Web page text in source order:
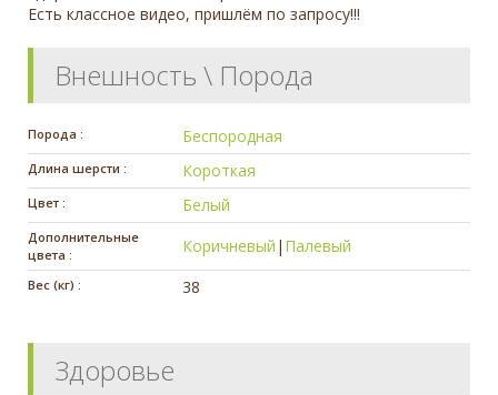
Есть классное видео, пришлём по запросу!!!
Внешность \ Порода
Порода : Беспородная
Длина шерсти : Короткая
Цвет : Белый
Дополнительные
цвета :
Коричневый | Палевый
Вес (кг) : 38
Здоровье